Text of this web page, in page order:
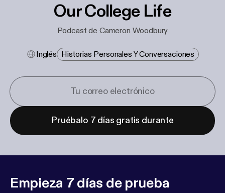
Our College Life
Podcast de Cameron Woodbury
Inglés Historias Personales Y Conversaciones
Pruébalo 7 días gratis durante
Empieza 7 días de prueba